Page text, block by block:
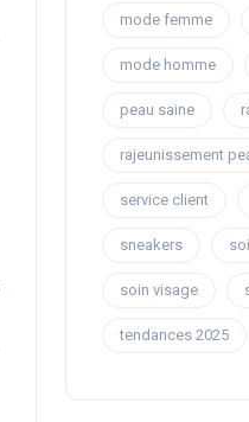
mode femme
mode homme
peau saine
rajeunissement
service client
sneakers
soin visage
tendances 2025